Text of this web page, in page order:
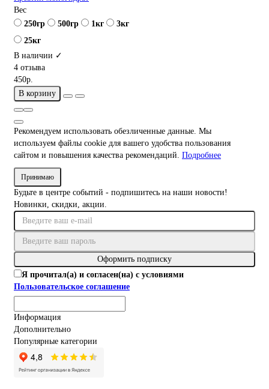
Вес
250гр
500гр 1кг
3кг
25кг
В наличии ✓
4 отзыва
450р.
В корзину
Рекомендуем использовать обезличенные данные. Мы
используем файлы cookie для вашего удобства пользования
сайтом и повышения качества рекомендаций. Подробнее
Принимаю
Будьте в центре событий - подпишитесь на наши новости!
Новинки, скидки, акции.
Оформить подписку
Я прочитал(а) и согласен(на) с условиями
Пользовательское соглашение
Информация
Дополнительно
Популярные категории